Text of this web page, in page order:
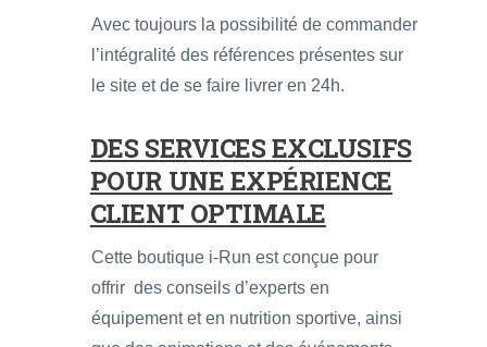
Avec toujours la possibilité de commander
l’intégralité des références présentes sur
le site et de se faire livrer en 24h.
DES SERVICES EXCLUSIFS
POUR UNE EXPÉRIENCE
CLIENT OPTIMALE
Cette boutique i-Run est conçue pour
offrir des conseils d’experts en
équipement et en nutrition sportive, ainsi